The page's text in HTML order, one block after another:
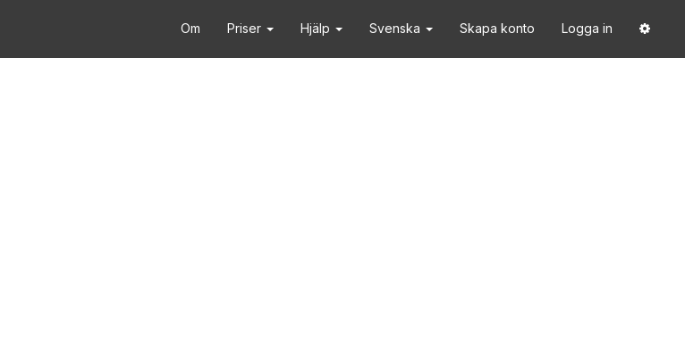
Om Priser Hjälp Svenska Skapa konto Logga in